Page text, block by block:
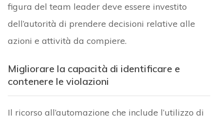
figura del team leader deve essere investito
dell’autorità di prendere decisioni relative alle
azioni e attività da compiere.
Migliorare la capacità di identificare e
contenere le violazioni
Il ricorso all’automazione che include l’utilizzo di